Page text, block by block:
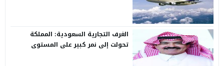
الغرف التجارية السعودية: المملكة
تحولت إلى نمر كبير على المستوى